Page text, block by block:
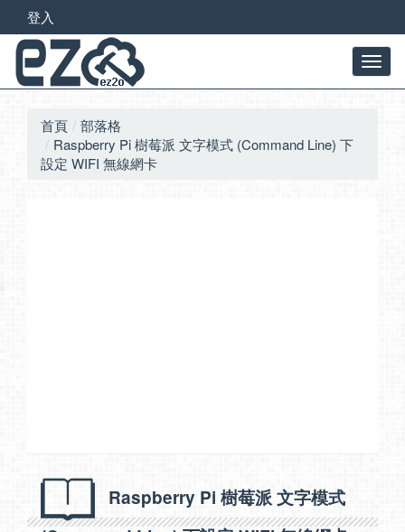
登入
首頁
部落格
Raspberry Pi 樹莓派 文字模式 (Command Line) 下
設定 WIFI 無線網卡
Raspberry Pi 樹莓派 文字模式